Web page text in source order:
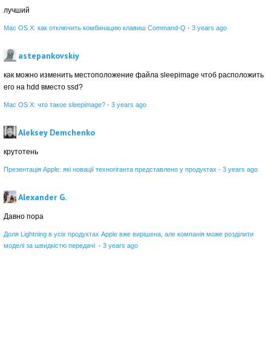
лучший
Mac OS X: как отключить комбинацию клавиш Command-Q · 3 years ago
astepankovskiy
как можно изменить местоположение файла sleepimage чтоб расположить
его на hdd вместо ssd?
Mac OS X: что такое sleepimage? · 3 years ago
Aleksey Demchenko
крутотень
Презентація Apple: які новації техногіганта представлено у продуктах · 3 years ago
Alexander G.
Давно пора
Доля Lightning в усіх продуктах Apple вже вирішена, але компанія може розділити
моделі за швидкістю передачі · 3 years ago